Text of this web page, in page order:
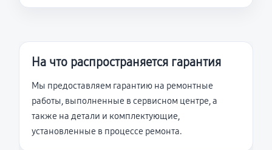
На что распространяется гарантия
Мы предоставляем гарантию на ремонтные
работы, выполненные в сервисном центре, а
также на детали и комплектующие,
установленные в процессе ремонта.